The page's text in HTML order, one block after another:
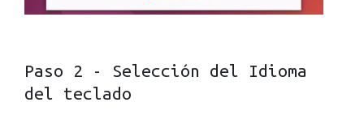
Paso 2 - Selección del Idioma
del teclado